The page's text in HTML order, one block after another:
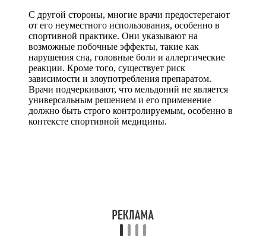
С другой стороны, многие врачи предостерегают
от его неуместного использования, особенно в
спортивной практике. Они указывают на
возможные побочные эффекты, такие как
нарушения сна, головные боли и аллергические
реакции. Кроме того, существует риск
зависимости и злоупотребления препаратом.
Врачи подчеркивают, что мельдоний не является
универсальным решением и его применение
должно быть строго контролируемым, особенно в
контексте спортивной медицины.